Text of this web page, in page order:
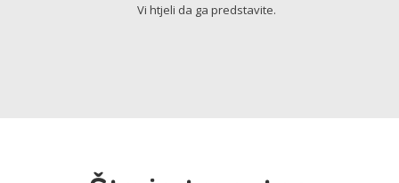
Vi htjeli da ga predstavite.